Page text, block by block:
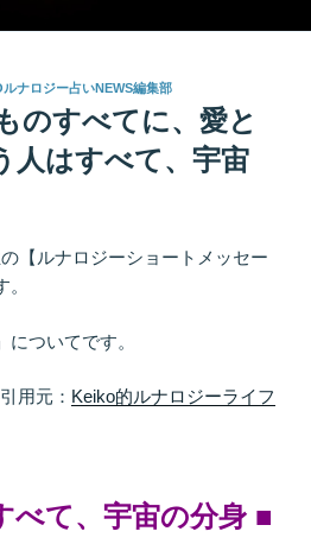
ナロジー占いNEWS編集部
のすべてに、愛と
はすべて、宇宙
【ルナロジーショートメッセー
ついてです。
用元： Keiko的ルナロジーライフ
べて、宇宙の分身 ■